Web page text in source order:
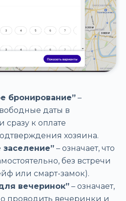
бронирование” –
даты в
сразу к оплате
хозяина.
– означает, что
без встречи
или смарт-замок).
вечеринок” – означает,
проводить вечеринки и